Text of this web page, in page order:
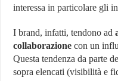
interessa in particolare gli
I brand, infatti, tendono ad
collaborazione con un
Questa tendenza da parte
sopra elencati (visibilità e